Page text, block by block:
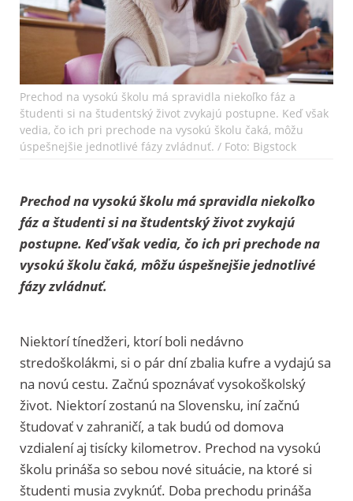
Prechod na vysokú školu má spravidla niekoľko fáz a
študenti si na študentský život zvykajú postupne. Keď však
vedia, čo ich pri prechode na vysokú školu čaká, môžu
úspešnejšie jednotlivé fázy zvládnuť. / Foto: Bigstock
Prechod na vysokú školu má spravidla niekoľko
fáz a študenti si na študentský život zvykajú
postupne. Keď však vedia, čo ich pri prechode na
vysokú školu čaká, môžu úspešnejšie jednotlivé
fázy zvládnuť.
Niektorí tínedžeri, ktorí boli nedávno
stredoškolákmi, si o pár dní zbalia kufre a vydajú sa
na novú cestu. Začnú spoznávať vysokoškolský
život. Niektorí zostanú na Slovensku, iní začnú
študovať v zahraničí, a tak budú od domova
vzdialení aj tisícky kilometrov. Prechod na vysokú
školu prináša so sebou nové situácie, na ktoré si
študenti musia zvyknúť. Doba prechodu prináša